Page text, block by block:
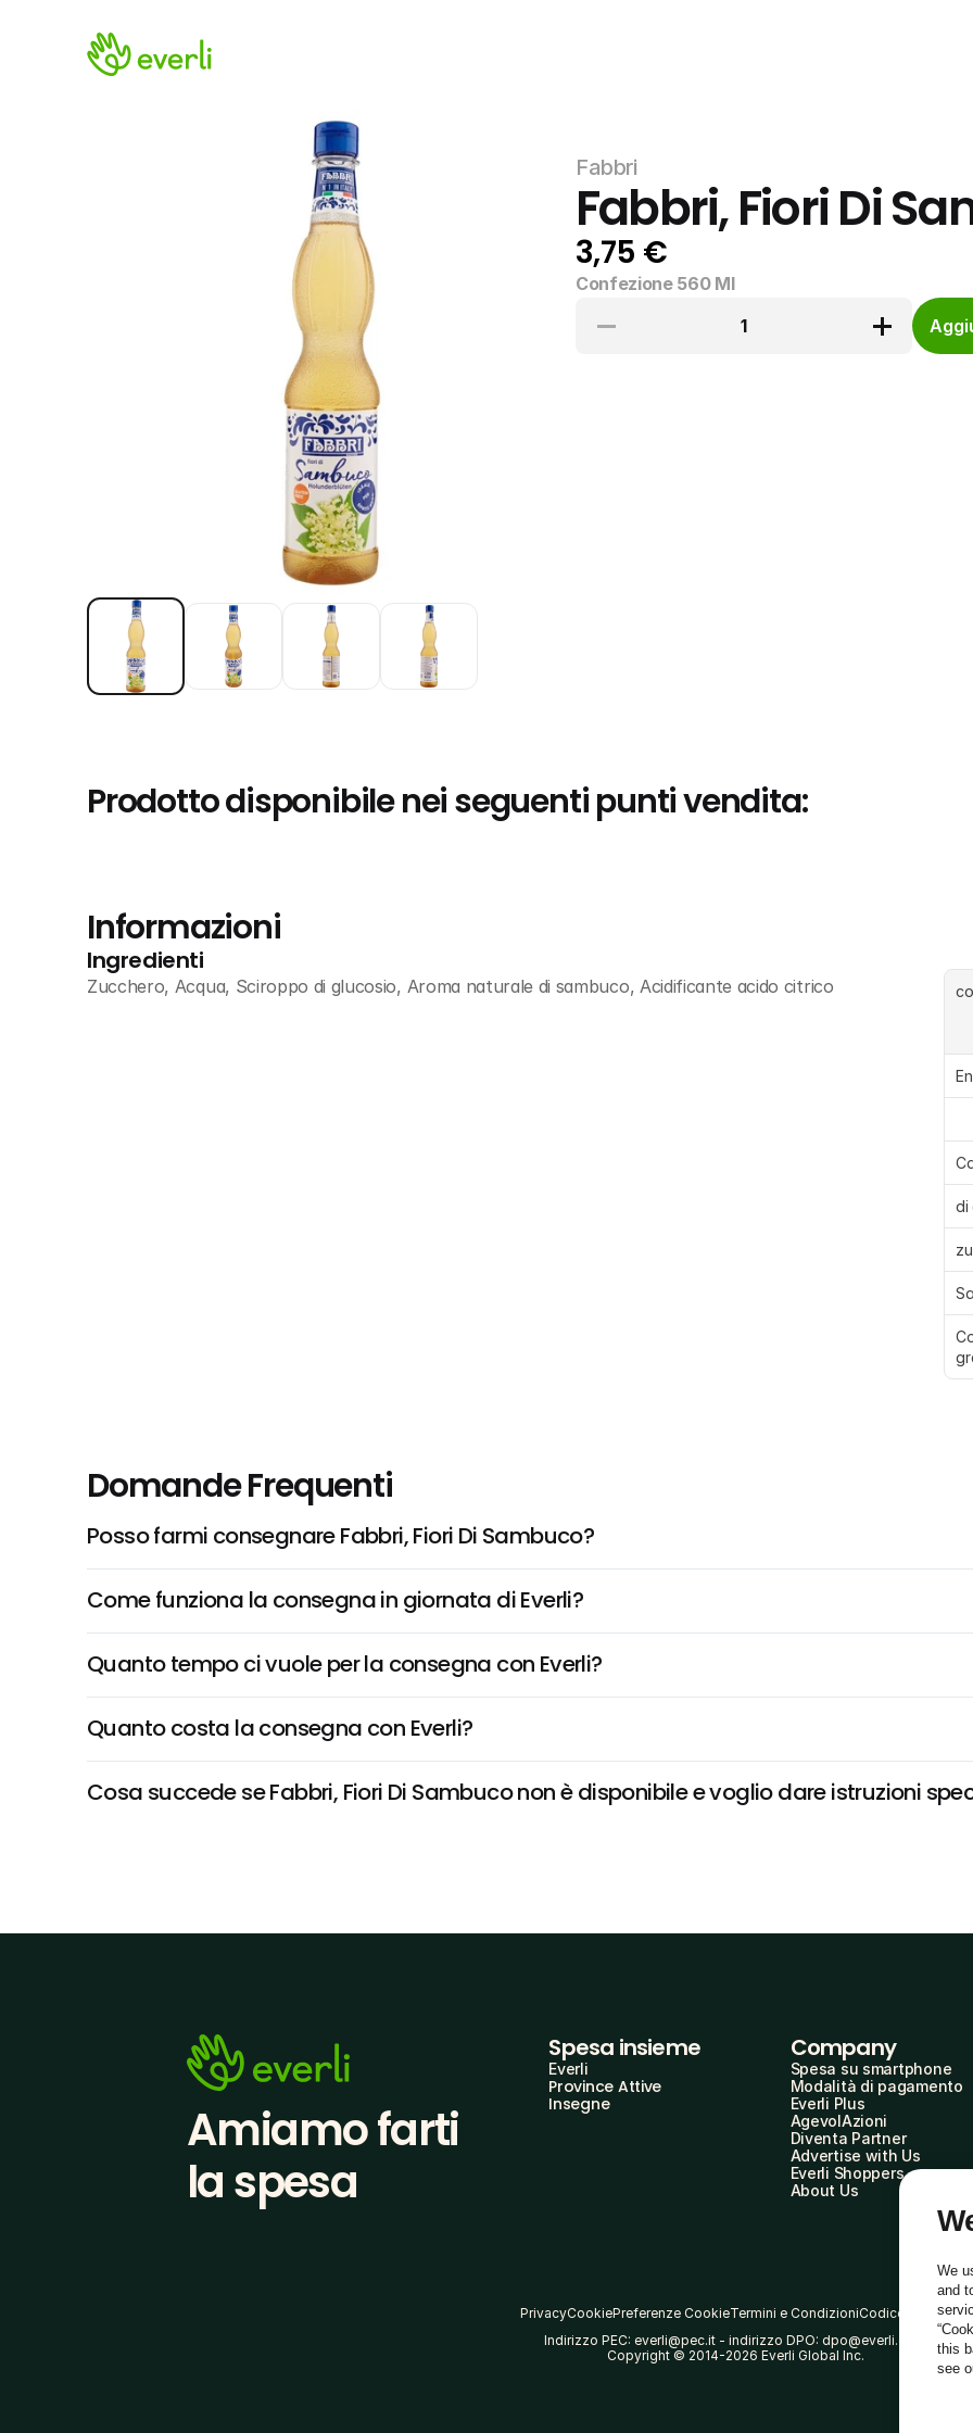
Fabbri
Fabbri, Fiori Di
3,75 €
Confezione 560 Ml
1
Prodotto disponibile nei seguenti punti vendita:
Informazioni
Ingredienti
Zucchero, Acqua, Sciroppo di glucosio, Aroma naturale di sambuco, Acidificante acido citrico
di
Domande Frequenti
Posso farmi consegnare Fabbri, Fiori Di Sambuco?
Come funziona la consegna in giornata di Everli?
Quanto tempo ci vuole per la consegna con Everli?
Quanto costa la consegna con Everli?
Cosa succede se Fabbri, Fiori Di Sambuco non è disponibile e voglio dare istruzioni
Amiamo farti
la spesa
Spesa insieme
Everli
Province Attive
Insegne
Company
Spesa su smartphone
Modalità di pagamento
Everli Plus
AgevolAzioni
Diventa Partner
Advertise with Us
Everli Shoppers
About Us
PrivacyCookiePreferenze CookieTermini e CondizioniCodice Etico
Indirizzo PEC: everli@pec.it - indirizzo DPO: dpo@everli.com
Copyright © 2014-2026 Everli Global Inc.
We
and
this
see